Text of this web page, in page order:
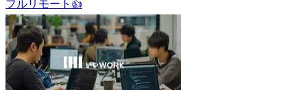
フルリモート 👍